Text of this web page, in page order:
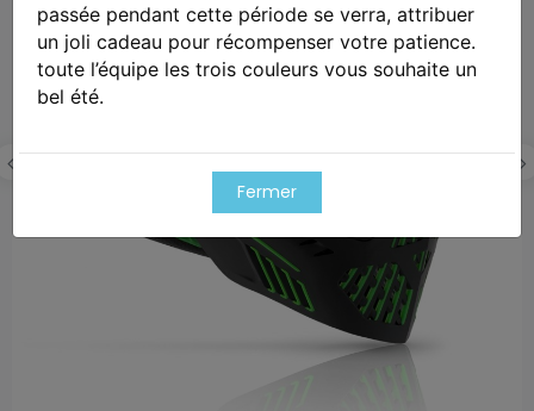
passée pendant cette période se verra, attribuer
un joli cadeau pour récompenser votre patience.
toute l’équipe les trois couleurs vous souhaite un
bel été.
Fermer